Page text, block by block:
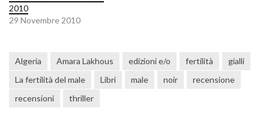
2010
29 Novembre 2010
Algeria Amara Lakhous edizioni e/o fertilità
gialli
La fertilità del male
Libri male noir
recensione
recensioni
thriller